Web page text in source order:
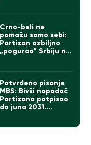
Crno-beli ne
pomažu samo sebi:
Partizan ozbiljno
„pogurao“ Srbiju na
Potvrđeno pisanje
MBS: Bivši napadač
Partizana potpisao
do juna 2031.